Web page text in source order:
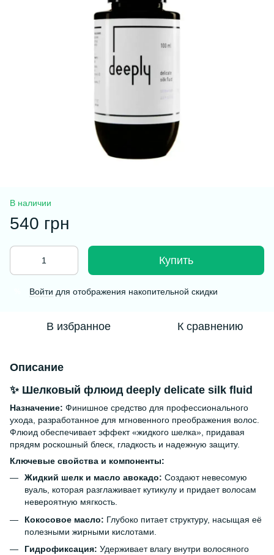
В наличии
540 грн
Купить
Войти для отображения накопительной скидки
В избранное К сравнению
Описание
✨ Шелковый флюид deeply delicate silk fluid
Назначение: Финишное средство для профессионального
ухода, разработанное для мгновенного преображения волос.
Флюид обеспечивает эффект «жидкого шелка», придавая
прядям роскошный блеск, гладкость и надежную защиту.
Ключевые свойства и компоненты:
Жидкий шелк и масло авокадо: Создают невесомую
вуаль, которая разглаживает кутикулу и придает волосам
невероятную мягкость.
Кокосовое масло: Глубоко питает структуру, насыщая её
полезными жирными кислотами.
Гидрофиксация: Удерживает влагу внутри волосяного